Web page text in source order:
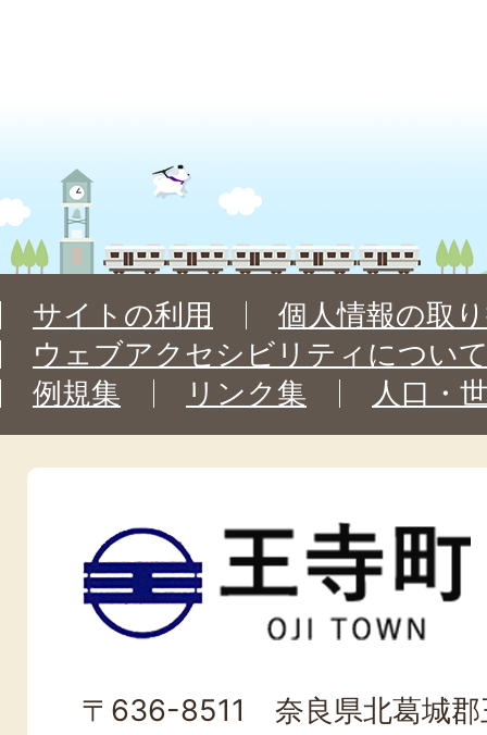
サイトの利用
個人情報の取
ウェブアクセシビリティについ
例規集
リンク集 人口・
王
寺
町
TOWN
〒636-8511 奈良県北葛城郡